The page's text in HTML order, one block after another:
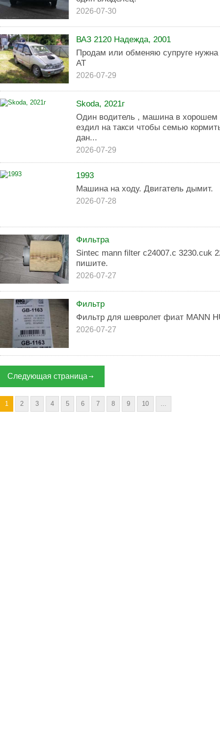
2026-07-30
ВАЗ 2120 Надежда, 2001
Продам или обменяю супруге нужна
АТ
2026-07-29
Skoda, 2021г
Один водитель , машина в хорошем
ездил на такси чтобы семью
дан...
2026-07-29
1993
Машина на ходу. Двигатель дымит.
2026-07-28
Фильтра
Sintec mann filter c24007.c 3230.cuk
пишите.
2026-07-27
Фильтр
Фильтр для шевролет фиат MANN
2026-07-27
Следующая страница
1 2 3 4 5 6 7 8 9 10 ...